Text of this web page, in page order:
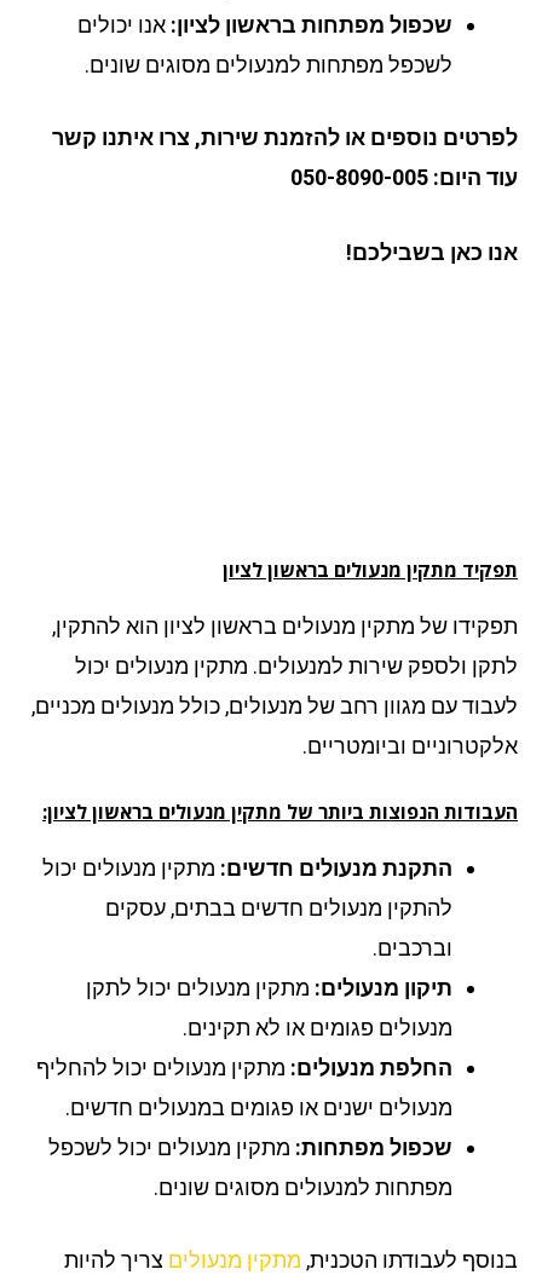
שכפול מפתחות בראשון לציון:אנו יכולים
לשכפל מפתחות למנעולים מסוגים שונים.
נוספים או להזמנת שירות, צרו איתנו קשר
050-8090-005
כאן בשבילכם!
מתקין מנעוליםבראשון לציון
של מתקין מנעולים בראשון לציון הוא להתקין,
ולספק שירות למנעולים. מתקין מנעולים יכול
עם מגוון רחב של מנעולים, כולל מנעולים מכניים,
וביומטריים.
הנפוצות ביותר של מתקין מנעולים בראשון לציון:
התקנת מנעולים חדשים:מתקין מנעולים יכול
להתקין מנעולים חדשים בבתים, עסקים
וברכבים.
תיקון מנעולים:מתקין מנעולים יכול לתקן
מנעולים פגומים או לא תקינים.
החלפת מנעולים:מתקין מנעולים יכול להחליף
מנעולים ישנים או פגומים במנעולים חדשים.
שכפול מפתחות:מתקין מנעולים יכול לשכפל
מפתחות למנעולים מסוגים שונים.
לעבודתו הטכנית,מתקין מנעוליםצריך להיות